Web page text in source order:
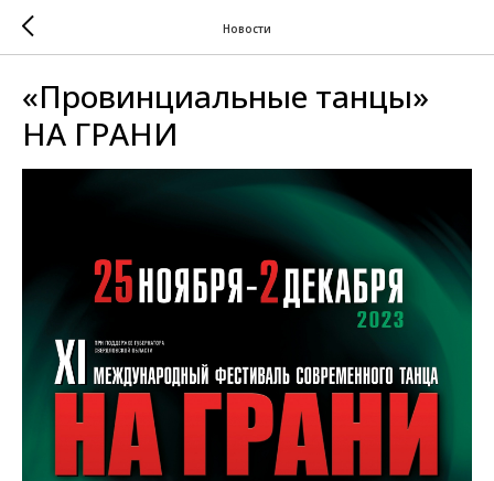
Новости
«Провинциальные танцы»
НА ГРАНИ